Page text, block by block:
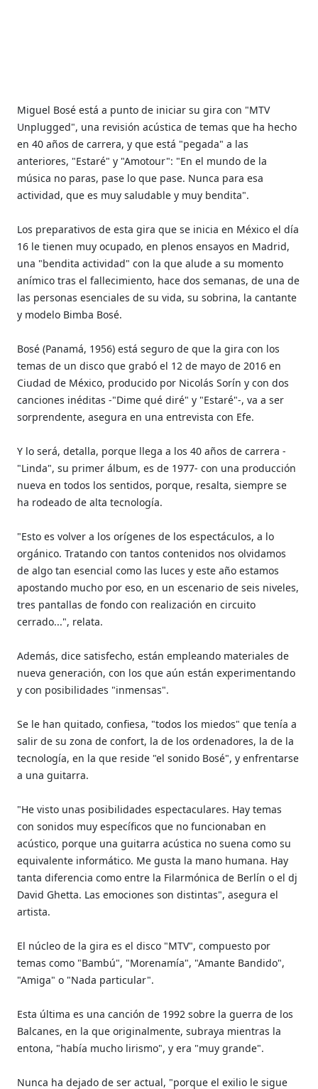
Miguel Bosé está a punto de iniciar su gira con "MTV
Unplugged", una revisión acústica de temas que ha hecho
en 40 años de carrera, y que está "pegada" a las
anteriores, "Estaré" y "Amotour": "En el mundo de la
música no paras, pase lo que pase. Nunca para esa
actividad, que es muy saludable y muy bendita".
Los preparativos de esta gira que se inicia en México el día
16 le tienen muy ocupado, en plenos ensayos en Madrid,
una "bendita actividad" con la que alude a su momento
anímico tras el fallecimiento, hace dos semanas, de una de
las personas esenciales de su vida, su sobrina, la cantante
y modelo Bimba Bosé.
Bosé (Panamá, 1956) está seguro de que la gira con los
temas de un disco que grabó el 12 de mayo de 2016 en
Ciudad de México, producido por Nicolás Sorín y con dos
canciones inéditas -"Dime qué diré" y "Estaré"-, va a ser
sorprendente, asegura en una entrevista con Efe.
Y lo será, detalla, porque llega a los 40 años de carrera -
"Linda", su primer álbum, es de 1977- con una producción
nueva en todos los sentidos, porque, resalta, siempre se
ha rodeado de alta tecnología.
"Esto es volver a los orígenes de los espectáculos, a lo
orgánico. Tratando con tantos contenidos nos olvidamos
de algo tan esencial como las luces y este año estamos
apostando mucho por eso, en un escenario de seis niveles,
tres pantallas de fondo con realización en circuito
cerrado...", relata.
Además, dice satisfecho, están empleando materiales de
nueva generación, con los que aún están experimentando
y con posibilidades "inmensas".
Se le han quitado, confiesa, "todos los miedos" que tenía a
salir de su zona de confort, la de los ordenadores, la de la
tecnología, en la que reside "el sonido Bosé", y enfrentarse
a una guitarra.
"He visto unas posibilidades espectaculares. Hay temas
con sonidos muy específicos que no funcionaban en
acústico, porque una guitarra acústica no suena como su
equivalente informático. Me gusta la mano humana. Hay
tanta diferencia como entre la Filarmónica de Berlín o el dj
David Ghetta. Las emociones son distintas", asegura el
artista.
El núcleo de la gira es el disco "MTV", compuesto por
temas como "Bambú", "Morenamía", "Amante Bandido",
"Amiga" o "Nada particular".
Esta última es una canción de 1992 sobre la guerra de los
Balcanes, en la que originalmente, subraya mientras la
entona, "había mucho lirismo", y era "muy grande".
Nunca ha dejado de ser actual, "porque el exilio le sigue